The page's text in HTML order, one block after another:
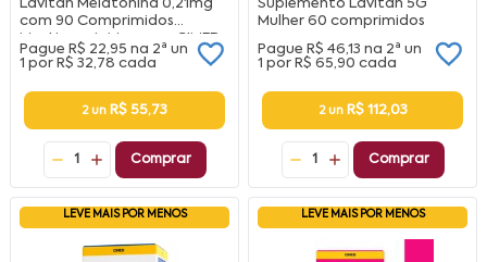
Lavitan Melatonina 0,21mg
com 90 Comprimidos
Mastigaveis Morango CIMED
Pague R$ 22,95 na 2ª un
1 por R$ 32,78 cada
2 un R$ 55,73
1 Comprar
Suplemento Lavitan 5G
Mulher 60 comprimidos
Pague R$ 46,13 na 2ª un
1 por R$ 65,90 cada
2 un R$ 112,03
1 Comprar
LEVE MAIS POR MENOS LEVE MAIS POR MENOS